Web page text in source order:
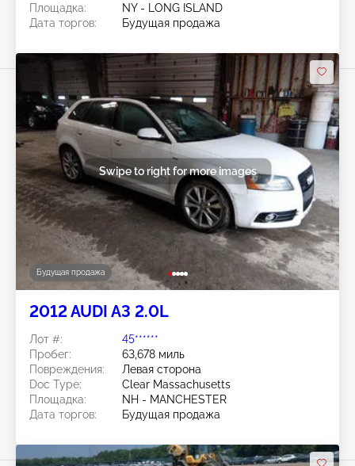
Площадка:
NY - LONG ISLAND
Дата торгов:
Будущая продажа
Будущая продажа
Swipe to right for more images
2012 AUDI A3 2.0L
Лот #:
45******
Пробег:
63,678 миль
Повреждения:
Левая сторона
Doc Type:
Clear Massachusetts
Площадка:
NH - MANCHESTER
Дата торгов:
Будущая продажа